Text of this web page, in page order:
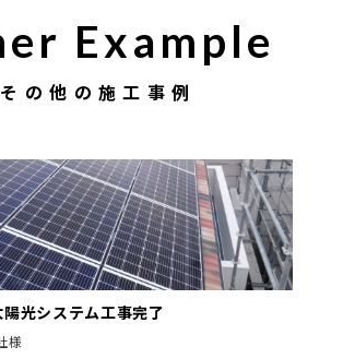
Example
その他の施工事例
光システム工事完了
様